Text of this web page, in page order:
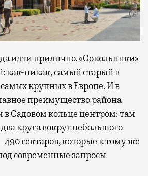
идти прилично. «Сокольники»
как-никак, самый старый в
крупных в Европе. И в
преимущество района
Садовом кольце центром: там
круга вокруг небольшого
гектаров, которые к тому же
современные запросы